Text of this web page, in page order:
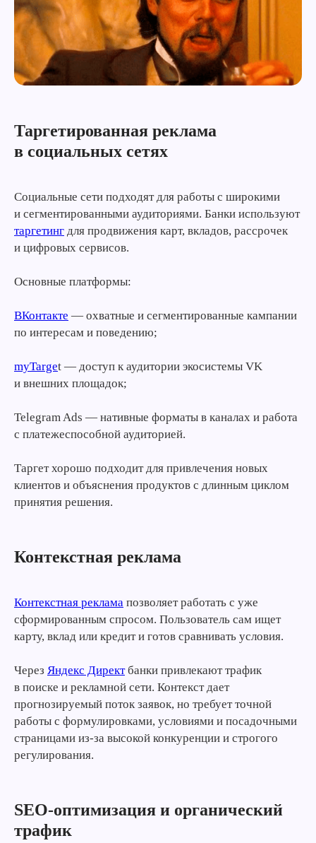
Таргетированная реклама
в социальных сетях
Социальные сети подходят для работы с широкими
и сегментированными аудиториями. Банки используют
таргетинг для продвижения карт, вкладов, рассрочек
и цифровых сервисов.
Основные платформы:
ВКонтакте — охватные и сегментированные кампании
по интересам и поведению;
myTarget — доступ к аудитории экосистемы VK
и внешних площадок;
Telegram Ads — нативные форматы в каналах и работа
с платежеспособной аудиторией.
Таргет хорошо подходит для привлечения новых
клиентов и объяснения продуктов с длинным циклом
принятия решения.
Контекстная реклама
Контекстная реклама позволяет работать с уже
сформированным спросом. Пользователь сам ищет
карту, вклад или кредит и готов сравнивать условия.
Через Яндекс Директбанки привлекают трафик
в поиске и рекламной сети. Контекст дает
прогнозируемый поток заявок, но требует точной
работы с формулировками, условиями и посадочными
страницами из-за высокой конкуренции и строгого
регулирования.
SEO-оптимизация и органический
трафик